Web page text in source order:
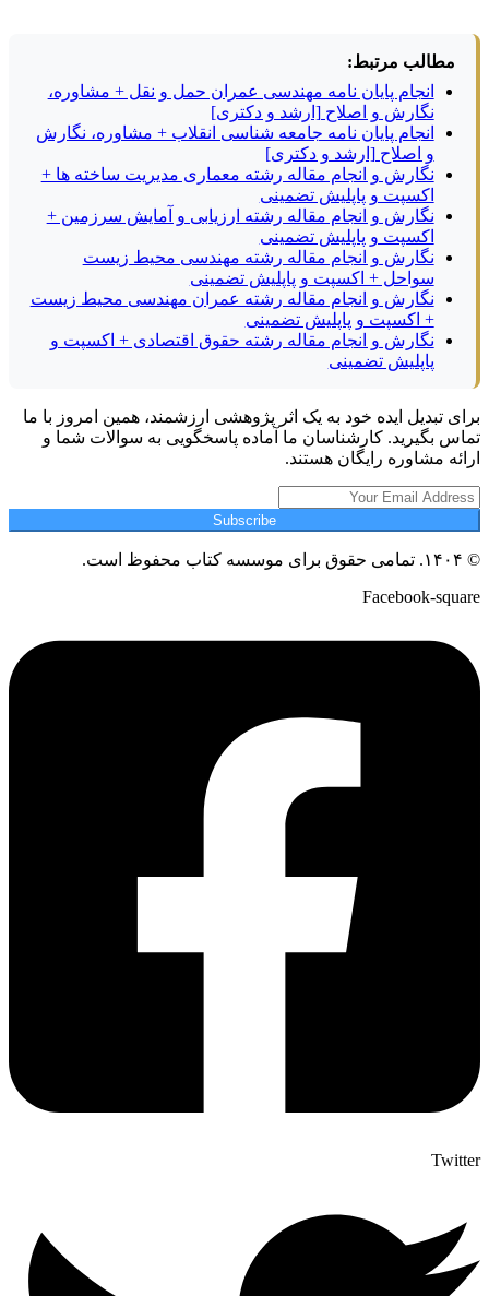
مطالب مرتبط:
انجام پایان نامه مهندسی عمران حمل و نقل + مشاوره،
نگارش و اصلاح [ارشد و دکتری]
انجام پایان نامه جامعه شناسی انقلاب + مشاوره، نگارش
و اصلاح [ارشد و دکتری]
نگارش و انجام مقاله رشته معماری مدیریت ساخته ها +
اکسپت و پاپلیش تضمینی
نگارش و انجام مقاله رشته ارزیابی و آمایش سرزمین +
اکسپت و پاپلیش تضمینی
نگارش و انجام مقاله رشته مهندسی محیط زیست
سواحل + اکسپت و پاپلیش تضمینی
نگارش و انجام مقاله رشته عمران مهندسی محیط زیست
+ اکسپت و پاپلیش تضمینی
نگارش و انجام مقاله رشته حقوق اقتصادی + اکسپت و
پاپلیش تضمینی
برای تبدیل ایده خود به یک اثر پژوهشی ارزشمند، همین امروز با ما
تماس بگیرید. کارشناسان ما آماده پاسخگویی به سوالات شما و
ارائه مشاوره رایگان هستند.
Subscribe
© ۱۴۰۴. تمامی حقوق برای موسسه کتاب محفوظ است.
Facebook-square
Twitter